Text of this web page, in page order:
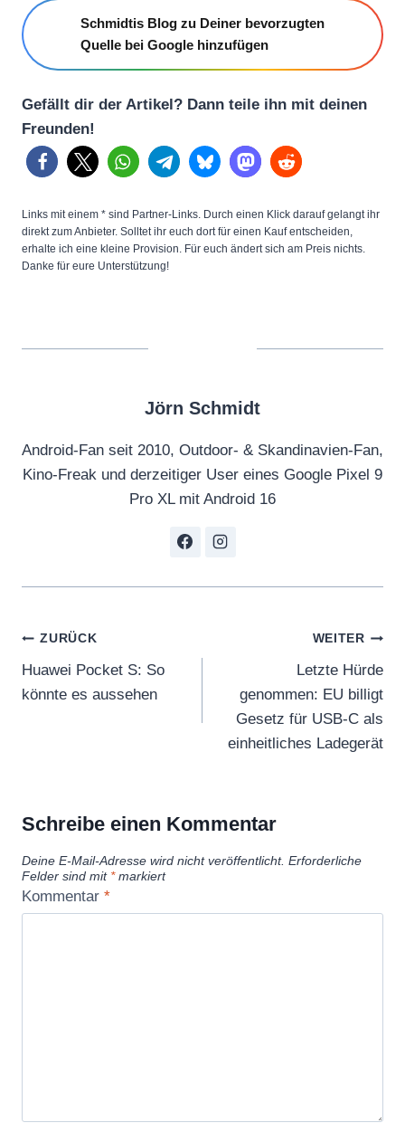
Schmidtis Blog zu Deiner bevorzugten
Quelle bei Google hinzufügen
Gefällt dir der Artikel? Dann teile ihn mit deinen
Freunden!
Links mit einem * sind Partner-Links. Durch einen Klick darauf gelangt ihr
direkt zum Anbieter. Solltet ihr euch dort für einen Kauf entscheiden,
erhalte ich eine kleine Provision. Für euch ändert sich am Preis nichts.
Danke für eure Unterstützung!
Jörn Schmidt
Android-Fan seit 2010, Outdoor- & Skandinavien-Fan,
Kino-Freak und derzeitiger User eines Google Pixel 9
Pro XL mit Android 16
Beitragsnavigation
ZURÜCK
Huawei Pocket S: So
könnte es aussehen
WEITER
Letzte Hürde
genommen: EU billigt
Gesetz für USB-C als
einheitliches Ladegerät
Schreibe einen Kommentar
Deine E-Mail-Adresse wird nicht veröffentlicht. Erforderliche
Felder sind mit *markiert
Kommentar *